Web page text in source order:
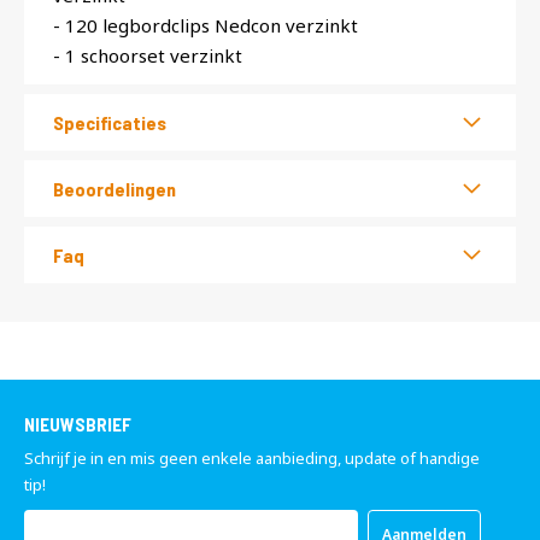
- 120 legbordclips Nedcon verzinkt
- 1 schoorset verzinkt
Specificaties
Beoordelingen
Faq
NIEUWSBRIEF
Schrijf je in en mis geen enkele aanbieding, update of handige
tip!
Abonneer
Aanmelden